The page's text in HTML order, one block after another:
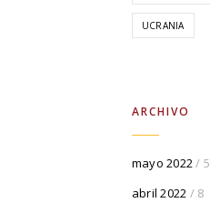
UCRANIA
ARCHIVO
mayo 2022 / 5
abril 2022 / 8